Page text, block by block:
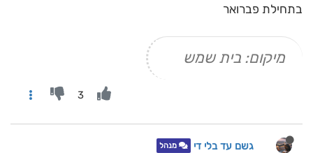
בתחילת פברואר
מיקום: בית שמש
3
גשם עד בלי די מנהל